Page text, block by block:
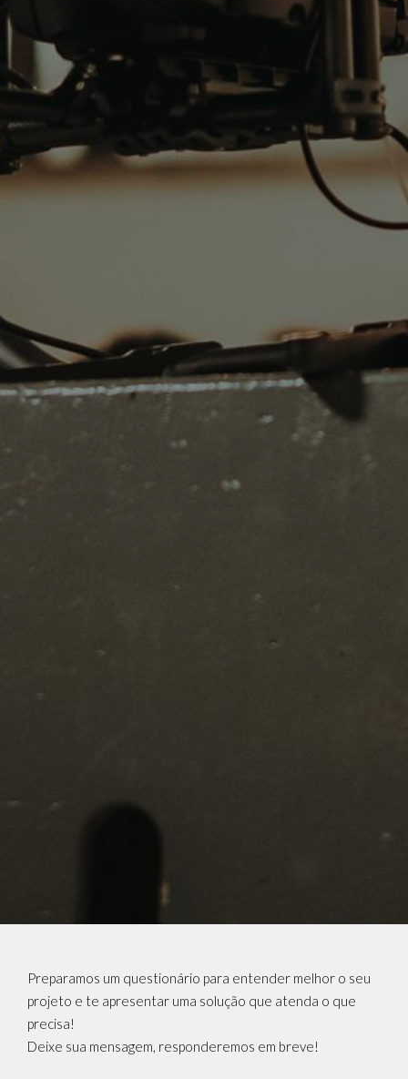
Preparamos um questionário para entender melhor o seu
projeto e te apresentar uma solução que atenda o que
precisa!
Deixe sua mensagem, responderemos em breve!